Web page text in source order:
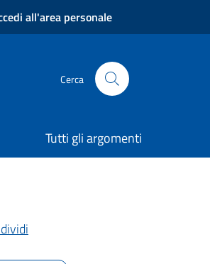
all'area personale
Cerca
Tutti gli argomenti